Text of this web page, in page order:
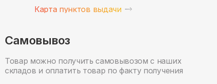
Карта пунктов выдачи
Самовывоз
Товар можно получить самовывозом с наших
складов и оплатить товар по факту получения